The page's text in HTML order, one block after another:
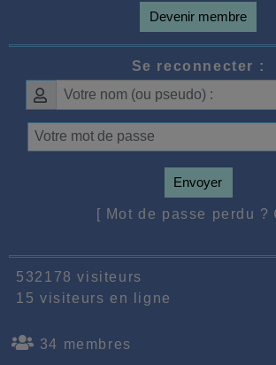
Devenir membre
Se reconnecter :
Envoyer
[ Mot de passe perdu ?
532178 visiteurs
15 visiteurs en ligne
34 membres